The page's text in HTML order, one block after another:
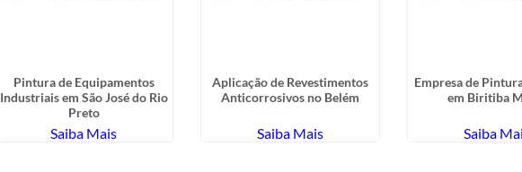
Pintura de Equipamentos
Industriais em São José do Rio
Preto
Saiba Mais
Aplicação de Revestimentos
Anticorrosivos no Belém
Saiba Mais
Empresa de
em Biritiba
Saiba